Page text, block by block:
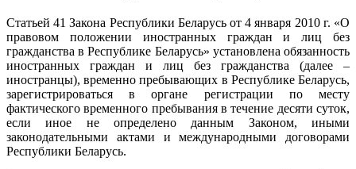
Статьей 41 Закона Республики Беларусь от 4 января 2010 г. «О
правовом положении иностранных граждан и лиц без
гражданства в Республике Беларусь» установлена обязанность
иностранных граждан и лиц без гражданства (далее –
иностранцы), временно пребывающих в Республике Беларусь,
зарегистрироваться в органе регистрации по месту
фактического временного пребывания в течение десяти суток,
если иное не определено данным Законом, иными
законодательными актами и международными договорами
Республики Беларусь.